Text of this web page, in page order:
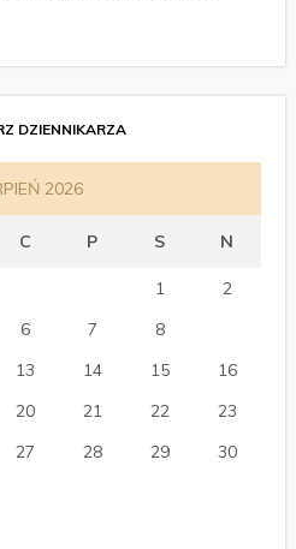
DZIENNIKARZA
2026
C P S N
1
2
6 7 8
13 14 15
16
20 21 22
23
27 28 29
30